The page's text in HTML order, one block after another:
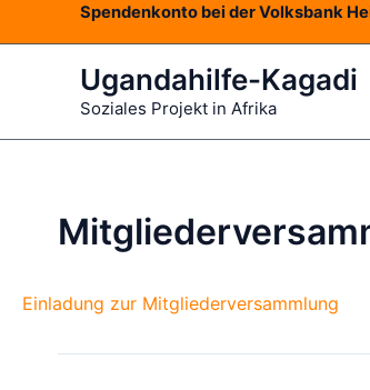
Spendenkonto bei der Volksbank
Ugandahilfe-Kagadi
Soziales Projekt in Afrika
Einladung zur Mitgliederversammlung